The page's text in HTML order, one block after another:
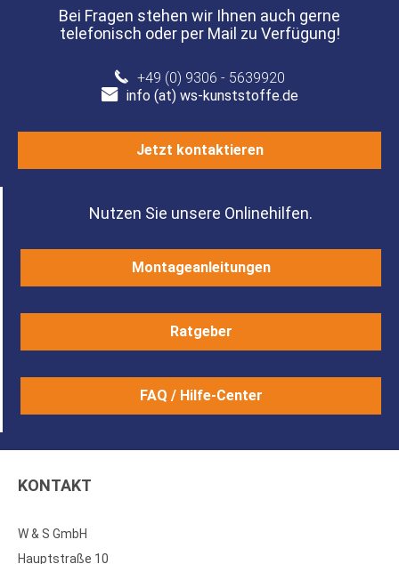
Bei Fragen stehen wir Ihnen auch gerne
telefonisch oder per Mail zu Verfügung!
+49 (0) 9306 - 5639920
info (at) ws-kunststoffe.de
Jetzt kontaktieren
Nutzen Sie unsere Onlinehilfen.
Montageanleitungen
Ratgeber
FAQ / Hilfe-Center
KONTAKT
W & S GmbH
Hauptstraße 10